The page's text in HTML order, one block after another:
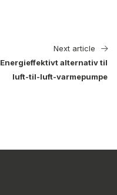
Next article
Energieffektivt alternativ til
luft-til-luft-varmepumpe